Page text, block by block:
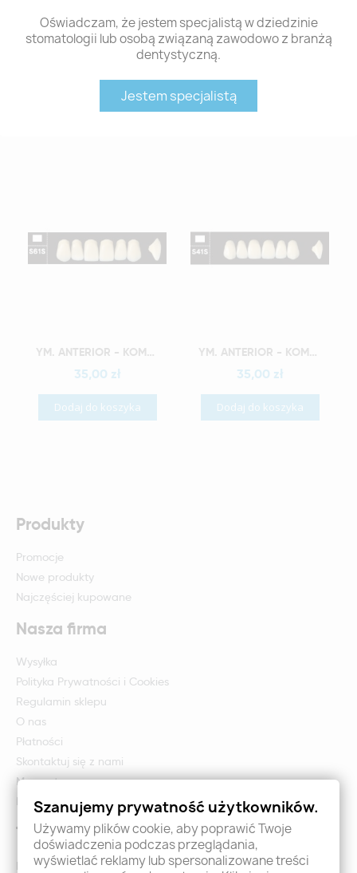
Oświadczam, że jestem specjalistą w dziedzinie
stomatologii lub osobą związaną zawodowo z branżą
dentystyczną.
Jestem specjalistą
Szybki podgląd YM. ANTERIOR - KOMPOZYTOWE ZĘBY SZTUCZNE A3-S51S
35,00 zł
Dodaj do koszyka
35,00 zł
Dodaj do koszyka
Szybki podgląd YM. ANTERIOR - KOMPOZYTOWE ZĘBY SZTUCZNE A3-S61S
35,00 zł
Dodaj do koszyka
Szybki podgląd YM. ANTERIOR - KOMPOZYTOWE ZĘBY SZTUCZNE A3-S41S
35,00 zł
Dodaj do koszyka
Produkty
Promocje
Nowe produkty
Najczęściej kupowane
Nasza firma
Wysyłka
Polityka Prywatności i Cookies
Regulamin sklepu
O nas
Płatności
Skontaktuj się z nami
Mapa strony
Formularz zwrotu i reklamacji
Twoje konto
Logowanie
Szanujemy prywatność użytkowników.
Używamy plików cookie, aby poprawić Twoje
doświadczenia podczas przeglądania,
wyświetlać reklamy lub spersonalizowane treści